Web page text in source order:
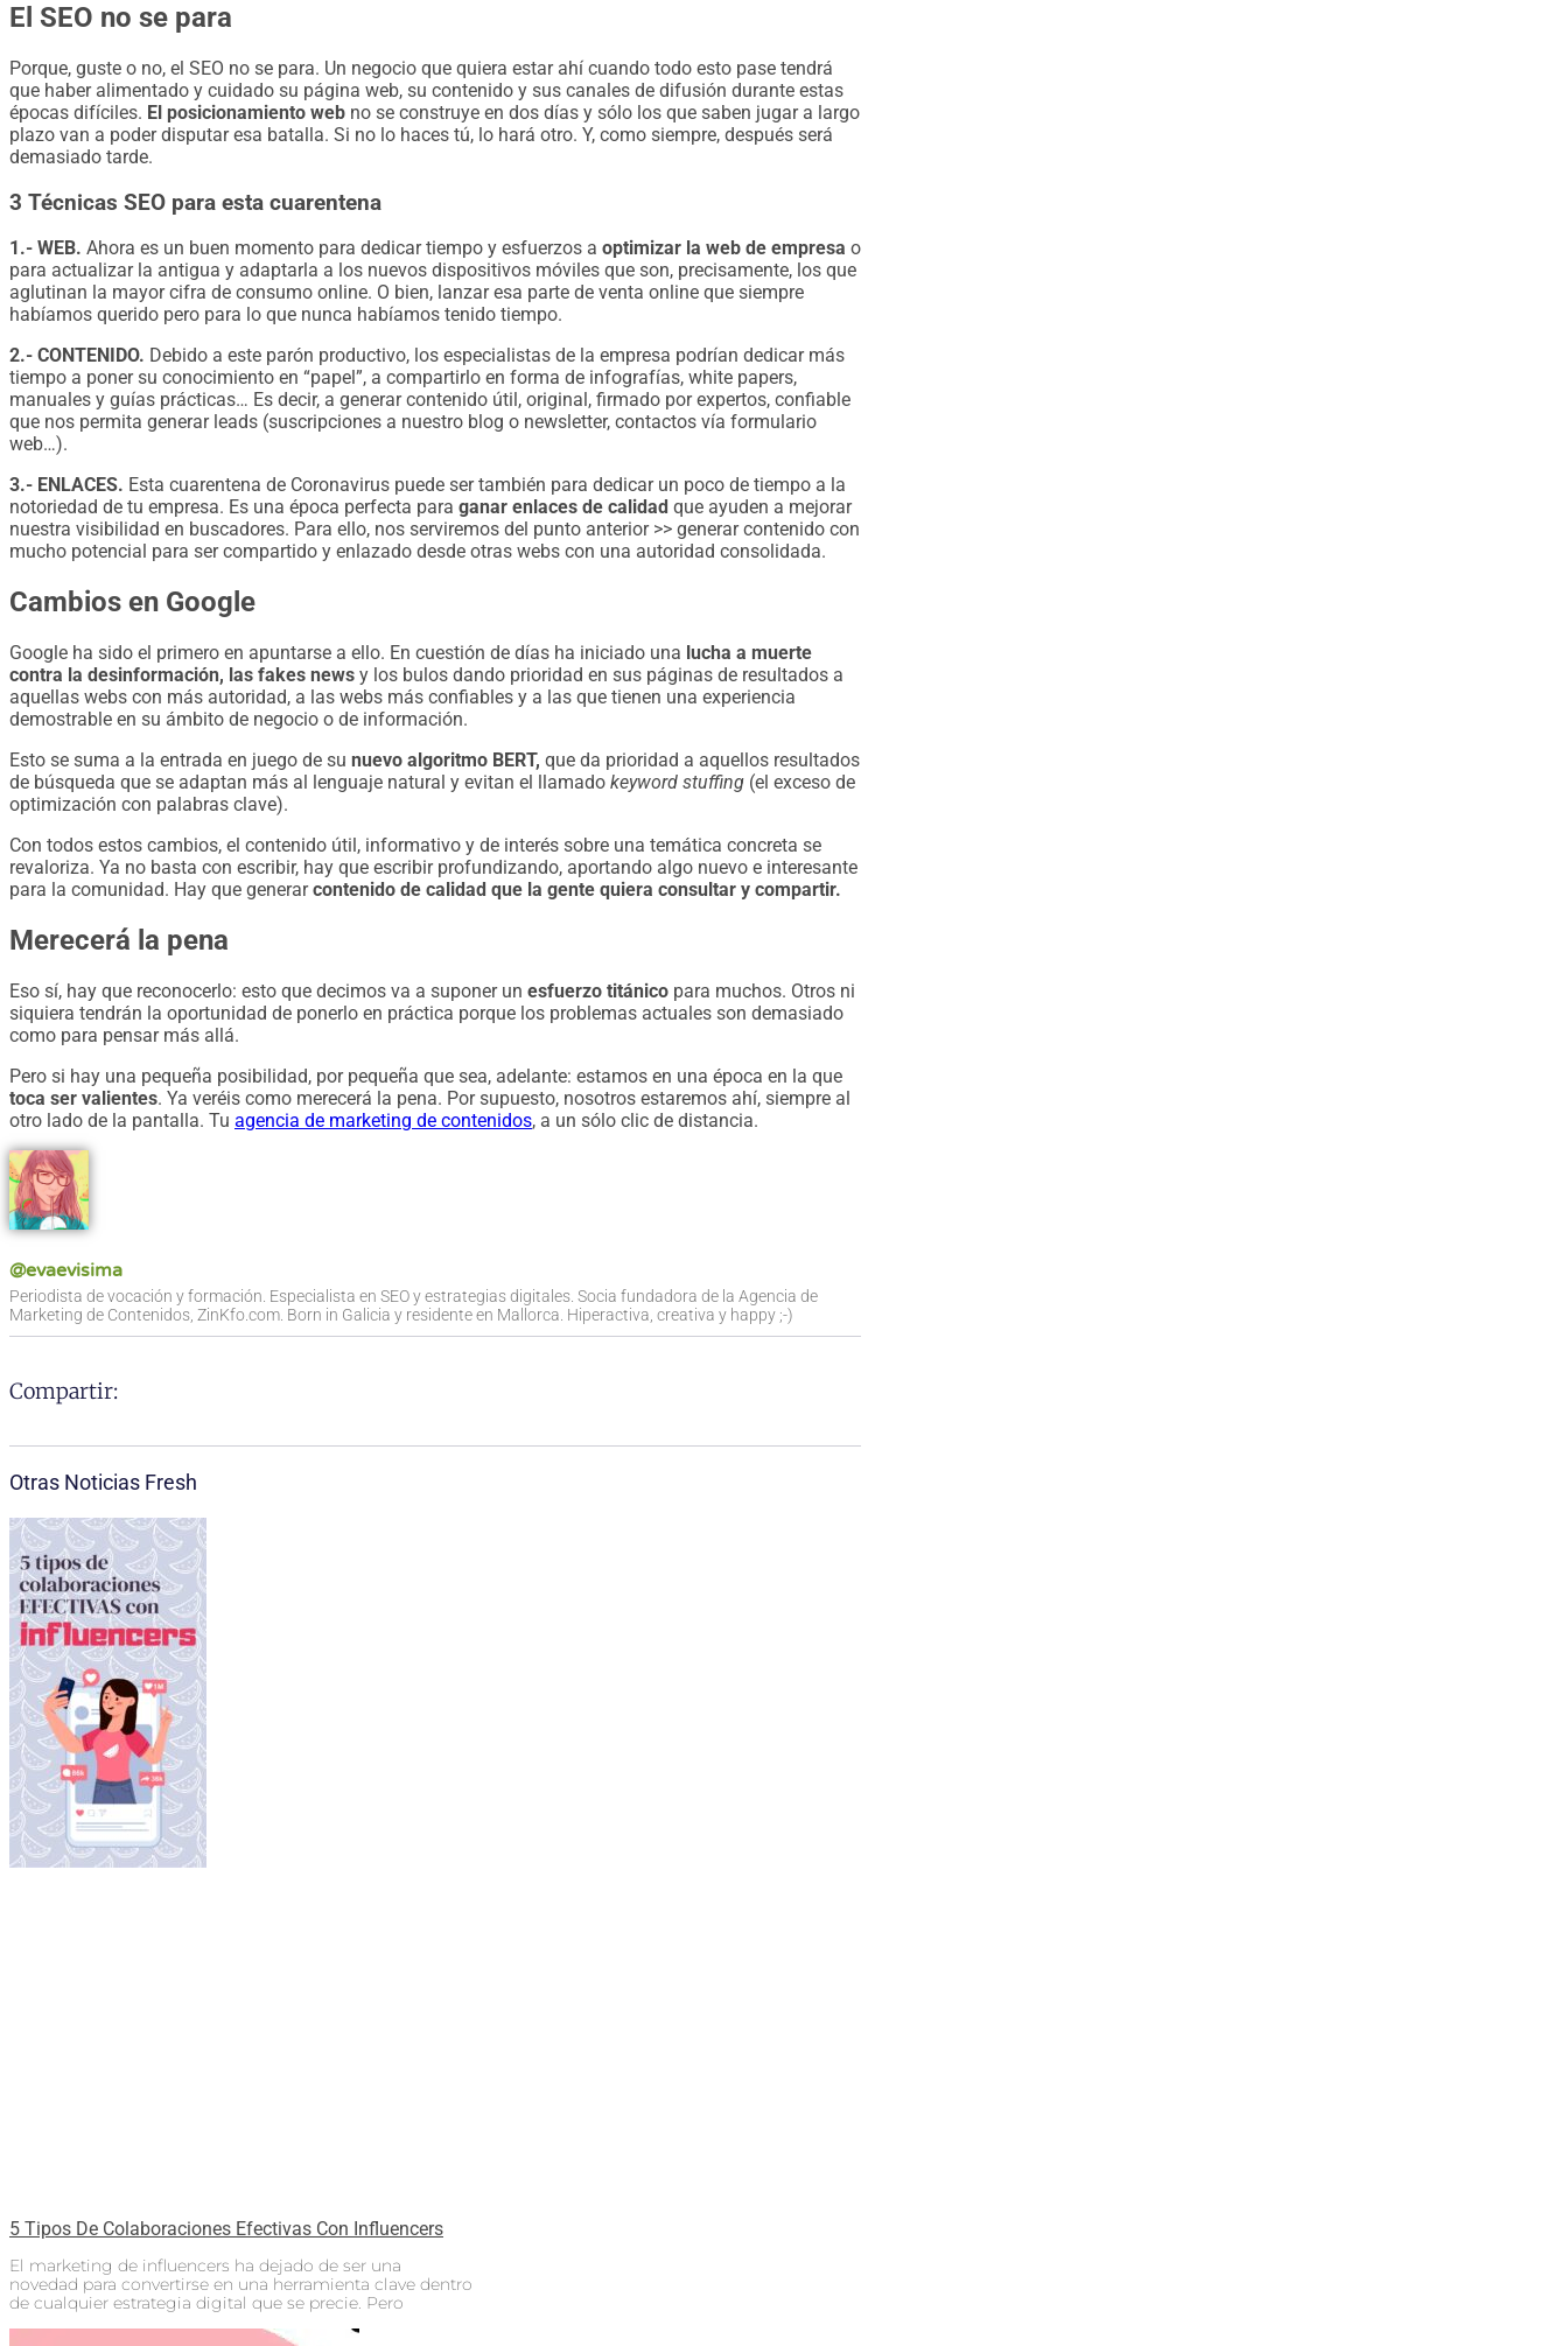
El SEO no se para
Porque, guste o no, el SEO no se para. Un negocio que quiera estar ahí cuando todo esto pase tendrá
que haber alimentado y cuidado su página web, su contenido y sus canales de difusión durante estas
épocas difíciles. El posicionamiento web no se construye en dos días y sólo los que saben jugar a largo
plazo van a poder disputar esa batalla. Si no lo haces tú, lo hará otro. Y, como siempre, después será
demasiado tarde.
3 Técnicas SEO para esta cuarentena
1.- WEB. Ahora es un buen momento para dedicar tiempo y esfuerzos a optimizar la web de empresa o
para actualizar la antigua y adaptarla a los nuevos dispositivos móviles que son, precisamente, los que
aglutinan la mayor cifra de consumo online. O bien, lanzar esa parte de venta online que siempre
habíamos querido pero para lo que nunca habíamos tenido tiempo.
2.- CONTENIDO. Debido a este parón productivo, los especialistas de la empresa podrían dedicar más
tiempo a poner su conocimiento en “papel”, a compartirlo en forma de infografías, white papers,
manuales y guías prácticas… Es decir, a generar contenido útil, original, firmado por expertos, confiable
que nos permita generar leads (suscripciones a nuestro blog o newsletter, contactos vía formulario
web…).
3.- ENLACES. Esta cuarentena de Coronavirus puede ser también para dedicar un poco de tiempo a la
notoriedad de tu empresa. Es una época perfecta para ganar enlaces de calidad que ayuden a mejorar
nuestra visibilidad en buscadores. Para ello, nos serviremos del punto anterior >> generar contenido con
mucho potencial para ser compartido y enlazado desde otras webs con una autoridad consolidada.
Cambios en Google
Google ha sido el primero en apuntarse a ello. En cuestión de días ha iniciado una lucha a muerte
contra la desinformación, las fakes news y los bulos dando prioridad en sus páginas de resultados a
aquellas webs con más autoridad, a las webs más confiables y a las que tienen una experiencia
demostrable en su ámbito de negocio o de información.
Esto se suma a la entrada en juego de su nuevo algoritmo BERT, que da prioridad a aquellos resultados
de búsqueda que se adaptan más al lenguaje natural y evitan el llamado keyword stuffing (el exceso de
optimización con palabras clave).
Con todos estos cambios, el contenido útil, informativo y de interés sobre una temática concreta se
revaloriza. Ya no basta con escribir, hay que escribir profundizando, aportando algo nuevo e interesante
para la comunidad. Hay que generarcontenido de calidad que la gente quiera consultar y compartir.
Merecerá la pena
Eso sí, hay que reconocerlo: esto que decimos va a suponer un esfuerzo titánico para muchos. Otros ni
siquiera tendrán la oportunidad de ponerlo en práctica porque los problemas actuales son demasiado
como para pensar más allá.
Pero si hay una pequeña posibilidad, por pequeña que sea, adelante: estamos en una época en la que
toca ser valientes. Ya veréis como merecerá la pena. Por supuesto, nosotros estaremos ahí, siempre al
otro lado de la pantalla. Tu agencia de marketing de contenidos, a un sólo clic de distancia.
@evaevisima
Periodista de vocación y formación. Especialista en SEO y estrategias digitales. Socia fundadora de la Agencia de
Marketing de Contenidos, ZinKfo.com. Born in Galicia y residente en Mallorca. Hiperactiva, creativa y happy ;-)
Compartir:
Otras Noticias Fresh
5 Tipos De Colaboraciones Efectivas Con Influencers
El marketing de influencers ha dejado de ser una
novedad para convertirse en una herramienta clave dentro
de cualquier estrategia digital que se precie. Pero